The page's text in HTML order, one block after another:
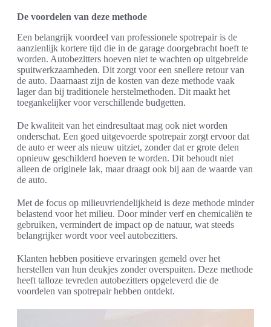
De voordelen van deze methode
Een belangrijk voordeel van professionele spotrepair is de
aanzienlijk kortere tijd die in de garage doorgebracht hoeft te
worden. Autobezitters hoeven niet te wachten op uitgebreide
spuitwerkzaamheden. Dit zorgt voor een snellere retour van
de auto. Daarnaast zijn de kosten van deze methode vaak
lager dan bij traditionele herstelmethoden. Dit maakt het
toegankelijker voor verschillende budgetten.
De kwaliteit van het eindresultaat mag ook niet worden
onderschat. Een goed uitgevoerde spotrepair zorgt ervoor dat
de auto er weer als nieuw uitziet, zonder dat er grote delen
opnieuw geschilderd hoeven te worden. Dit behoudt niet
alleen de originele lak, maar draagt ook bij aan de waarde van
de auto.
Met de focus op milieuvriendelijkheid is deze methode minder
belastend voor het milieu. Door minder verf en chemicaliën te
gebruiken, vermindert de impact op de natuur, wat steeds
belangrijker wordt voor veel autobezitters.
Klanten hebben positieve ervaringen gemeld over het
herstellen van hun deukjes zonder overspuiten. Deze methode
heeft talloze tevreden autobezitters opgeleverd die de
voordelen van spotrepair hebben ontdekt.